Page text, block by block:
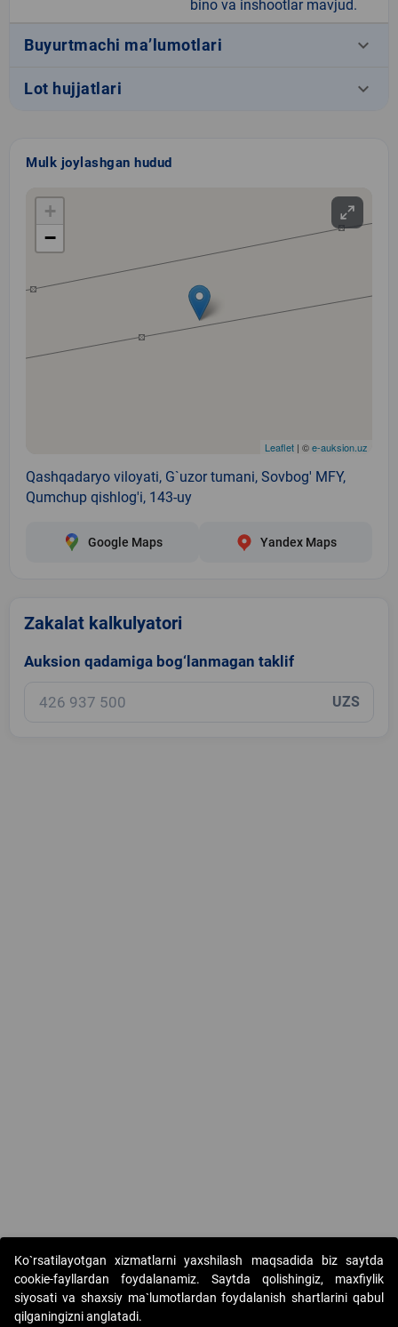
bino va inshootlar mavjud.
Buyurtmachi ma’lumotlari keyboard_arrow_down
Lot hujjatlari keyboard_arrow_down
Mulk joylashgan hudud
+
−
Leaflet | ©e-auksion.uz
Qashqadaryo viloyati, G`uzor tumani, Sovbog' MFY,
Qumchup qishlog'i, 143-uy
Google Maps Yandex Maps
Zakalat kalkulyatori
Auksion qadamiga bog‘lanmagan taklif
UZS
Ko`rsatilayotgan xizmatlarni yaxshilash maqsadida biz saytda
cookie-fayllardan foydalanamiz. Saytda qolishingiz, maxfiylik
siyosati va shaxsiy ma`lumotlardan foydalanish shartlarini qabul
qilganingizni anglatadi.